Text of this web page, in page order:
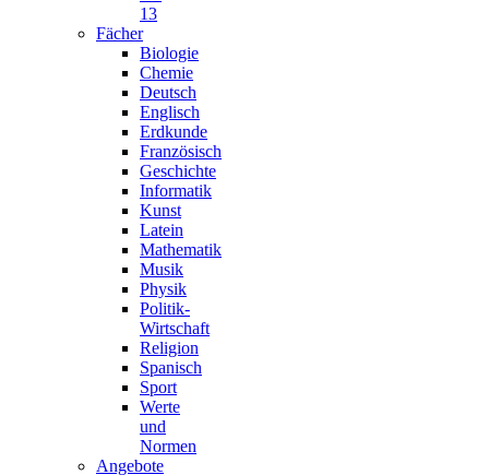
13
Fächer
Biologie
Chemie
Deutsch
Englisch
Erdkunde
Französisch
Geschichte
Informatik
Kunst
Latein
Mathematik
Musik
Physik
Politik-
Wirtschaft
Religion
Spanisch
Sport
Werte
und
Normen
Angebote